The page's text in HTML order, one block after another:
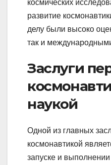
космических
развитие
делу были высоко
так и
Заслуги
наукой
Одной из главных
космонавтикой
запуске и